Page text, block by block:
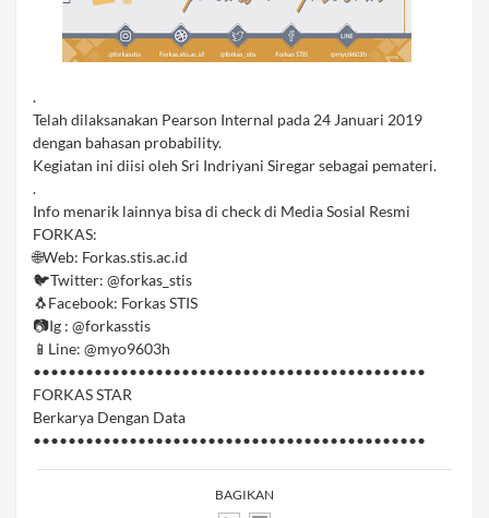
.
Telah dilaksanakan Pearson Internal pada 24 Januari 2019
dengan bahasan probability.
Kegiatan ini diisi oleh Sri Indriyani Siregar sebagai pemateri.
.
Info menarik lainnya bisa di check di Media Sosial Resmi
FORKAS:
🌐Web: Forkas.stis.ac.id
🐦Twitter: @forkas_stis
🐧Facebook: Forkas STIS
📷Ig : @forkasstis
📱Line: @myo9603h
•••••••••••••••••••••••••••••••••••••••••••••
FORKAS STAR
Berkarya Dengan Data
•••••••••••••••••••••••••••••••••••••••••••••
BAGIKAN